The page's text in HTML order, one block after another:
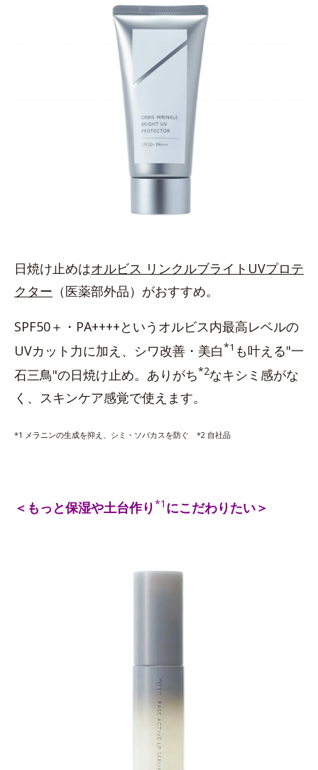
日焼け止めはオルビス リンクルブライトUVプロテ
クター （医薬部外品）がおすすめ。
SPF50＋・PA++++というオルビス内最高レベルの
UVカット力に加え、シワ改善・美白*1 も叶える"一
石三鳥"の日焼け止め。ありがち*2なキシミ感がな
く、スキンケア感覚で使えます。
*1 メラニンの生成を抑え、シミ・ソバカスを防ぐ *2 自社品
＜もっと保湿や土台作り*1 にこだわりたい＞